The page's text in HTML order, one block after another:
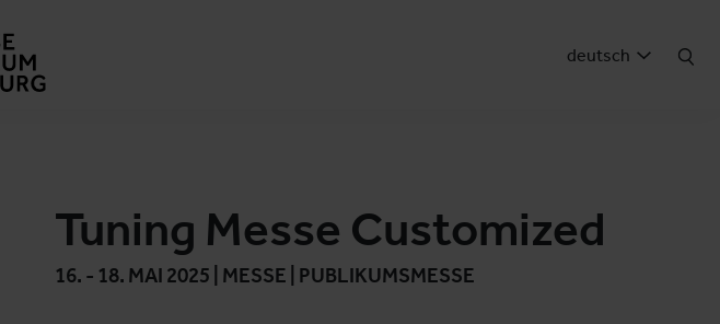
deutsch
Tuning Messe Customized
16. - 18. MAI 2025 | MESSE | PUBLIKUMSMESSE